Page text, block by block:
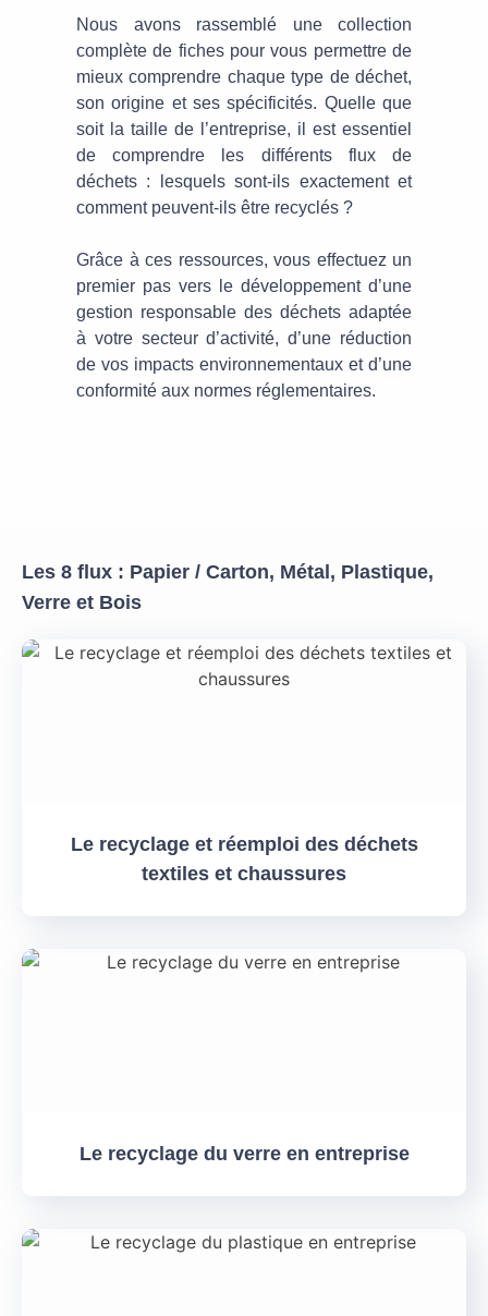
Nous avons rassemblé une collection
complète de fiches pour vous permettre de
mieux comprendre chaque type de déchet,
son origine et ses spécificités. Quelle que
soit la taille de l’entreprise, il est essentiel
de comprendre les différents flux de
déchets : lesquels sont-ils exactement et
comment peuvent-ils être recyclés ?
Grâce à ces ressources, vous effectuez un
premier pas vers le développement d’une
gestion responsable des déchets adaptée
à votre secteur d’activité, d’une réduction
de vos impacts environnementaux et d’une
conformité aux normes réglementaires.
Les 8 flux : Papier / Carton, Métal, Plastique,
Verre et Bois
Le recyclage et réemploi des déchets
textiles et chaussures
Le recyclage du verre en entreprise